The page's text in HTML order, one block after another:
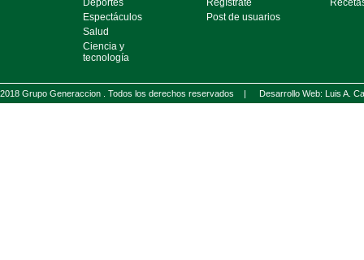
Deportes
Espectáculos
Salud
Ciencia y
tecnología
Regístrate
Post de usuarios
2018 Grupo Generaccion . Todos los derechos reservados | Desarrollo Web: Luis